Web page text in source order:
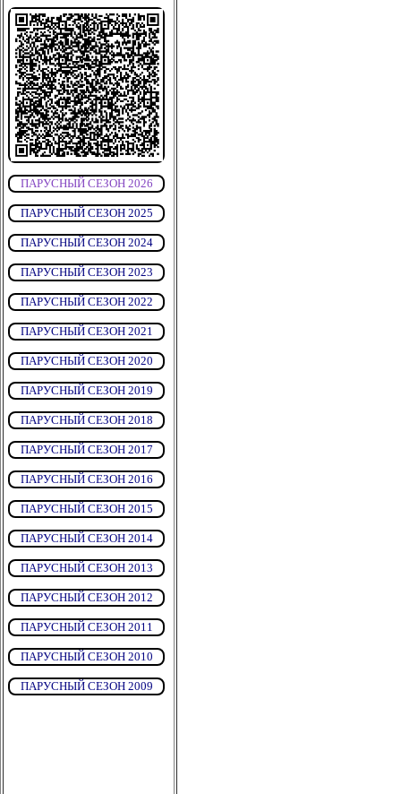
ПАРУСНЫЙ СЕЗОН 2026
ПАРУСНЫЙ СЕЗОН 2025
ПАРУСНЫЙ СЕЗОН 2024
ПАРУСНЫЙ СЕЗОН 2023
ПАРУСНЫЙ СЕЗОН 2022
ПАРУСНЫЙ СЕЗОН 2021
ПАРУСНЫЙ СЕЗОН 2020
ПАРУСНЫЙ СЕЗОН 2019
ПАРУСНЫЙ СЕЗОН 2018
ПАРУСНЫЙ СЕЗОН 2017
ПАРУСНЫЙ СЕЗОН 2016
ПАРУСНЫЙ СЕЗОН 2015
ПАРУСНЫЙ СЕЗОН 2014
ПАРУСНЫЙ СЕЗОН 2013
ПАРУСНЫЙ СЕЗОН 2012
ПАРУСНЫЙ СЕЗОН 2011
ПАРУСНЫЙ СЕЗОН 2010
ПАРУСНЫЙ СЕЗОН 2009